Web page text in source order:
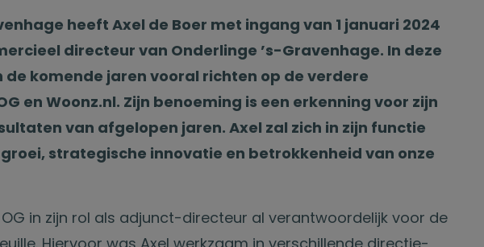
heeft Axel de Boer met ingang van 1 januari 2024
directeur van Onderlinge ’s-Gravenhage. In deze
de komende jaren vooral richten op de verdere
en Woonz.nl. Zijn benoeming is een erkenning voor zijn
van afgelopen jaren. Axel zal zich in zijn functie
strategische innovatie en betrokkenheid van onze
in zijn rol als adjunct-directeur al verantwoordelijk voor de